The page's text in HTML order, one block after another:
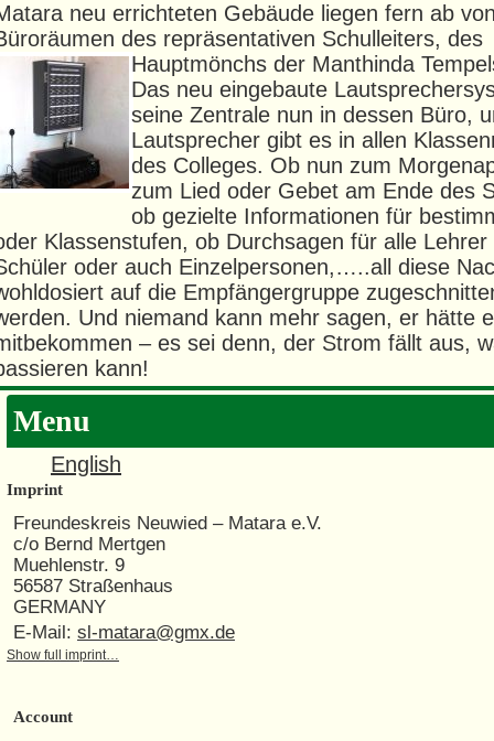
neu errichteten Gebäude liegen fern ab
des repräsentativen Schulleiters, des
Hauptmönchs der Manthinda
Das neu eingebaute
seine Zentrale nun in dessen Büro,
Lautsprecher gibt es in allen
des Colleges. Ob nun zum
zum Lied oder Gebet am Ende des
ob gezielte Informationen für
Klassenstufen, ob Durchsagen für alle Lehrer
oder auch Einzelpersonen,…..all diese
auf die Empfängergruppe
Und niemand kann mehr sagen, er hätte
– es sei denn, der Strom fällt aus,
kann!
Menu
English
Imprint
Freundeskreis Neuwied – Matara e.V.
c/o Bernd Mertgen
Muehlenstr. 9
56587 Straßenhaus
GERMANY
E-Mail: sl-matara@gmx.de
Show full imprint…
Account